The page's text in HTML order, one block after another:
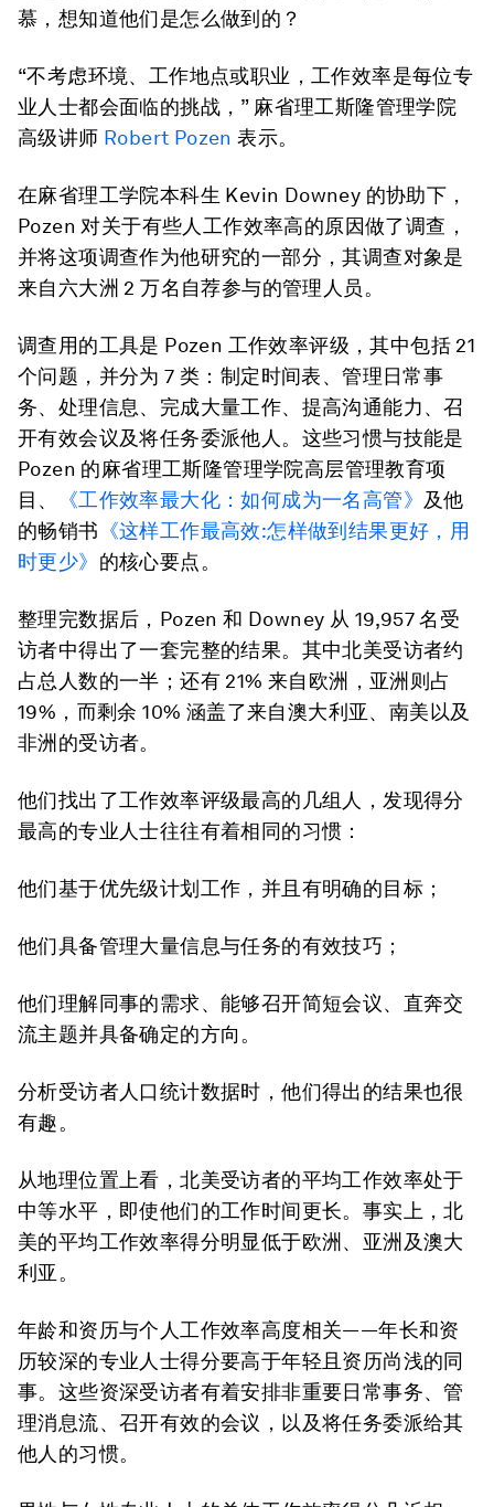
慕，想知道他们是怎么做到的？
“不考虑环境、工作地点或职业，工作效率是每位专
业人士都会面临的挑战，” 麻省理工斯隆管理学院
高级讲师 Robert Pozen 表示。
在麻省理工学院本科生 Kevin Downey 的协助下，
Pozen 对关于有些人工作效率高的原因做了调查，
并将这项调查作为他研究的一部分，其调查对象是
来自六大洲 2 万名自荐参与的管理人员。
调查用的工具是 Pozen 工作效率评级，其中包括 21
个问题，并分为 7 类：制定时间表、管理日常事
务、处理信息、完成大量工作、提高沟通能力、召
开有效会议及将任务委派他人。这些习惯与技能是
Pozen 的麻省理工斯隆管理学院高层管理教育项
目、
《工作效率最大化：如何成为一名高管》 及他
的畅销书 《这样工作最高效:怎样做到结果更好，用
时更少》 的核心要点。
整理完数据后，Pozen 和 Downey 从 19,957 名受
访者中得出了一套完整的结果。其中北美受访者约
占总人数的一半；还有 21% 来自欧洲，亚洲则占
19%，而剩余 10% 涵盖了来自澳大利亚、南美以及
非洲的受访者。
他们找出了工作效率评级最高的几组人，发现得分
最高的专业人士往往有着相同的习惯：
他们基于优先级计划工作，并且有明确的目标；
他们具备管理大量信息与任务的有效技巧；
他们理解同事的需求、能够召开简短会议、直奔交
流主题并具备确定的方向。
分析受访者人口统计数据时，他们得出的结果也很
有趣。
从地理位置上看，北美受访者的平均工作效率处于
中等水平，即使他们的工作时间更长。事实上，北
美的平均工作效率得分明显低于欧洲、亚洲及澳大
利亚。
年龄和资历与个人工作效率高度相关——年长和资
历较深的专业人士得分要高于年轻且资历尚浅的同
事。这些资深受访者有着安排非重要日常事务、管
理消息流、召开有效的会议，以及将任务委派给其
他人的习惯。